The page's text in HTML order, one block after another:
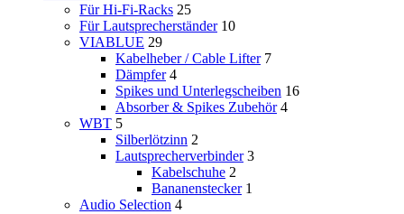
Für Hi-Fi-Racks 25
Für Lautsprecherständer 10
VIABLUE 29
Kabelheber / Cable Lifter 7
Dämpfer 4
Spikes und Unterlegscheiben 16
Absorber & Spikes Zubehör 4
WBT 5
Silberlötzinn 2
Lautsprecherverbinder 3
Kabelschuhe 2
Bananenstecker 1
Audio Selection 4